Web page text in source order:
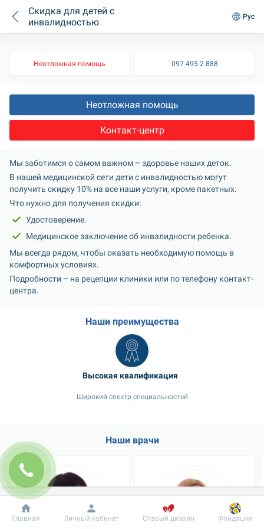
Скидка для детей с
инвалидностью
Рус
Неотложная помощь 097 495 2 888
Неотложная помощь
Контакт-центр
Мы заботимся о самом важном – здоровье наших деток.
В нашей медицинской сети дети с инвалидностью могут
получить скидку 10% на все наши услуги, кроме пакетных.
Что нужно для получения скидки:
Удостоверение.
Медицинское заключение об инвалидности ребенка.
Мы всегда рядом, чтобы оказать необходимую помощь в
комфортных условиях.
Подробности – на рецепции клиники или по телефону контакт-
центра.
Наши преимущества
Широкий спектр специальностей
Наши врачи
Добробут Информация Пациенту
Главная Личный кабинет Старый дизайн Фондация